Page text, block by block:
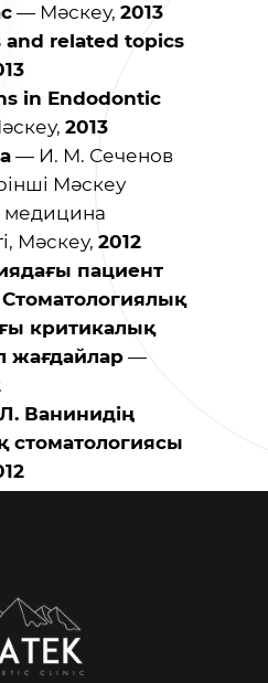
— Мәскеу, 2013
and related topics
in Endodontic
2013
— И. М. Сеченов
Мәскеу
медицина
Мәскеу, 2012
пациент
Стоматологиялық
критикалық
жағдайлар —
Ванинидің
стоматологиясы